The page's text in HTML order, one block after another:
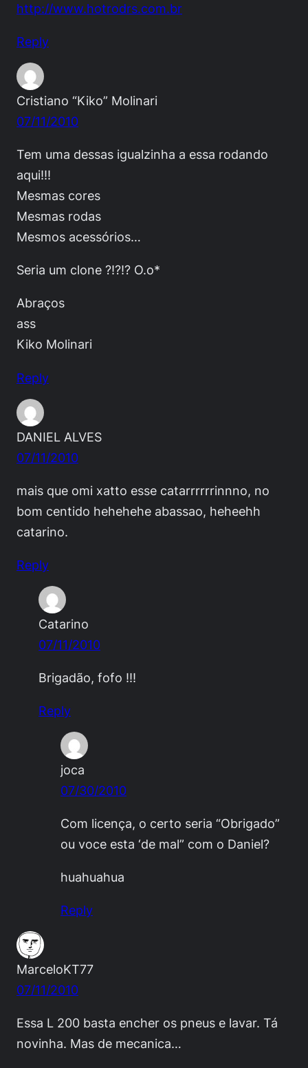
http://www.hotrodrs.com.br
Reply
Cristiano “Kiko” Molinari
07/11/2010
Tem uma dessas igualzinha a essa rodando
aqui!!!
Mesmas cores
Mesmas rodas
Mesmos acessórios…
Seria um clone ?!?!? O.o*
Abraços
ass
Kiko Molinari
Reply
DANIEL ALVES
07/11/2010
mais que omi xatto esse catarrrrrrinnno, no
bom centido hehehehe abassao, heheehh
catarino.
Reply
Catarino
07/11/2010
Brigadão, fofo !!!
Reply
joca
07/30/2010
Com licença, o certo seria “Obrigado”
ou voce esta ‘de mal” com o Daniel?
huahuahua
Reply
MarceloKT77
07/11/2010
Essa L 200 basta encher os pneus e lavar. Tá
novinha. Mas de mecanica…